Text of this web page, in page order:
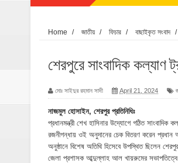
ইসলামপুরে
মনটা আমার কেন
ঝিনাইগাতীতে
‎ইসলামপুরে
Home / জাতীয় / ফিচার / বাছাইকৃত সংবাদ /
শেরপুরে সাংবাদিক কল্যাণ
মোঃ সাইদুর রহমান সাদী April 21, 2024
নাজমুল হোসাইন, শেরপুর প্রতিনিধিঃ
প্রধানমন্ত্রী শেখ হাসিনার উদ্যোগে গঠিত
রজনীগন্ধায় ওই অনুদানের চেক বিতরণ করেন
অনুষ্ঠানে বিশেষ অতিথি হিসেবে উপস্থিত ছিলেন
জেলা প্রশাসক আব্দুল্লাহ আল খায়রুমের সভাপতিত্বে